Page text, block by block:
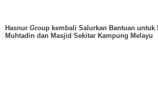
Hasnur Group kembali Salurkan Bantuan untuk
Muhtadin dan Masjid Sekitar Kampung Melayu